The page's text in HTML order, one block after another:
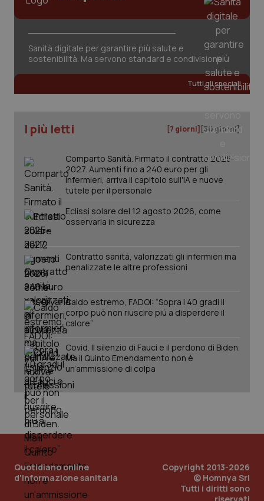
Veneto
Oncoematologia
Oncologia & Nutrizione
Psoriasi & pelle
Quotidiano Cardiologia
Quotidiano Chirurgia
Quotidiano Oncologia
Quotidiano Pediatria
Rene & patologie urogenitali
Salute orale & impianti
Sangue & coagulazione
Tiroide
Tumore al seno
Tumore ovarico
Tumori del Polmone & Testa Collo
Tumori gastrointestinali
Ulcera & Reflusso
Vaccini
Sanità digitale per garantire più salute e
sostenibilità. Ma servono standard e condivisione
Tutti gli speciali
I più letti [7 giorni] [30 giorni]
Comparto Sanità. Firmato il contratto 2025-
2027. Aumenti fino a 240 euro per gli
infermieri, arriva il capitolo sull'IA e nuove
tutele per il personale
Eclissi solare del 12 agosto 2026, come
osservarla in sicurezza
Contratto sanità, valorizzati gli infermieri ma
penalizzate le altre professioni
Caldo estremo, FADOI: “Sopra i 40 gradi il
corpo può non riuscire più a disperdere il
calore”
Covid. Il silenzio di Fauci e il perdono di Biden.
Ma il Quinto Emendamento non è
un’ammissione di colpa
Quotidiano online
d'informazione sanitaria
Copyright 2013-2026
© Homnya Srl
Tutti i diritti sono
I cookie necessari contribuiscono a rendere fruibile il
sito web abilitandone funzionalità di base quali la
protette del sito. Il sito web non è in grado di
funzionare correttamente senza questi cookie.
.youtube.com
CookieScriptConsent
CookieScript
www.quotidianosanita.it
tracking-enable
2